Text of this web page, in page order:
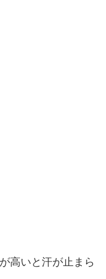
高いと汗が止まら